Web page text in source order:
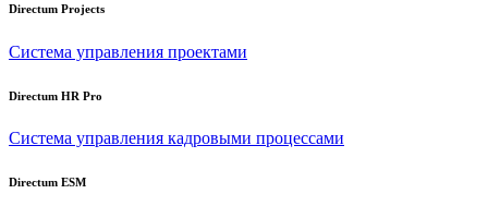
Directum Projects
Система управления проектами
Directum HR Pro
Система управления кадровыми процессами
Directum ESM